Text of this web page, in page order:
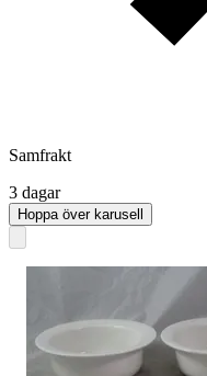
Samfrakt
3 dagar
Hoppa över karusell